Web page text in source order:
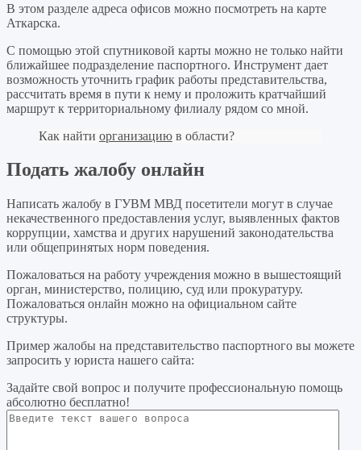
В этом разделе адреса офисов можно посмотреть на карте
Аткарска.
С помощью этой спутниковой карты можно не только найти
ближайшее подразделение паспортного. Инструмент дает
возможность уточнить график работы представительства,
рассчитать время в пути к нему и проложить кратчайший
маршрут к территориальному филиалу рядом со мной.
Как найти организацию в области?
Подать жалобу онлайн
Написать жалобу в ГУВМ МВД посетители могут в случае
некачественного предоставления услуг, выявленных фактов
коррупции, хамства и других нарушений законодательства
или общепринятых норм поведения.
Пожаловаться на работу учреждения можно в вышестоящий
орган, министерство, полицию, суд или прокуратуру.
Пожаловаться онлайн можно на официальном сайте
структуры.
Пример жалобы на представительство паспортного вы можете
запросить у юриста нашего сайта:
Задайте свой вопрос и получите профессиональную помощь
абсолютно бесплатно!